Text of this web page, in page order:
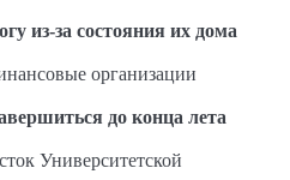
из-за состояния их дома
организации
до конца лета
Университетской